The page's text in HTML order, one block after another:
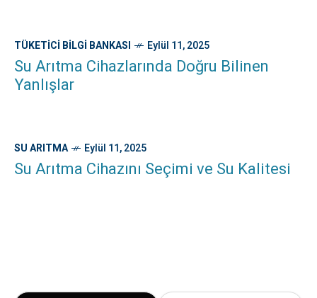
TÜKETICI BILGI BANKASI Eylül 11, 2025
Su Arıtma Cihazlarında Doğru Bilinen
Yanlışlar
SU ARITMA Eylül 11, 2025
Su Arıtma Cihazını Seçimi ve Su Kalitesi